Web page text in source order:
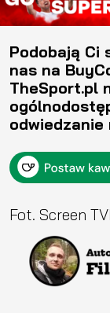
Podobają Ci
nas na
TheSport.pl
Fot. Screen